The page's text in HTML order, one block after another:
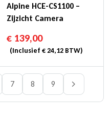
Alpine HCE-CS1100 –
Zijzicht Camera
€ 139,00
(Inclusief €24,12 BTW)
7 8 9